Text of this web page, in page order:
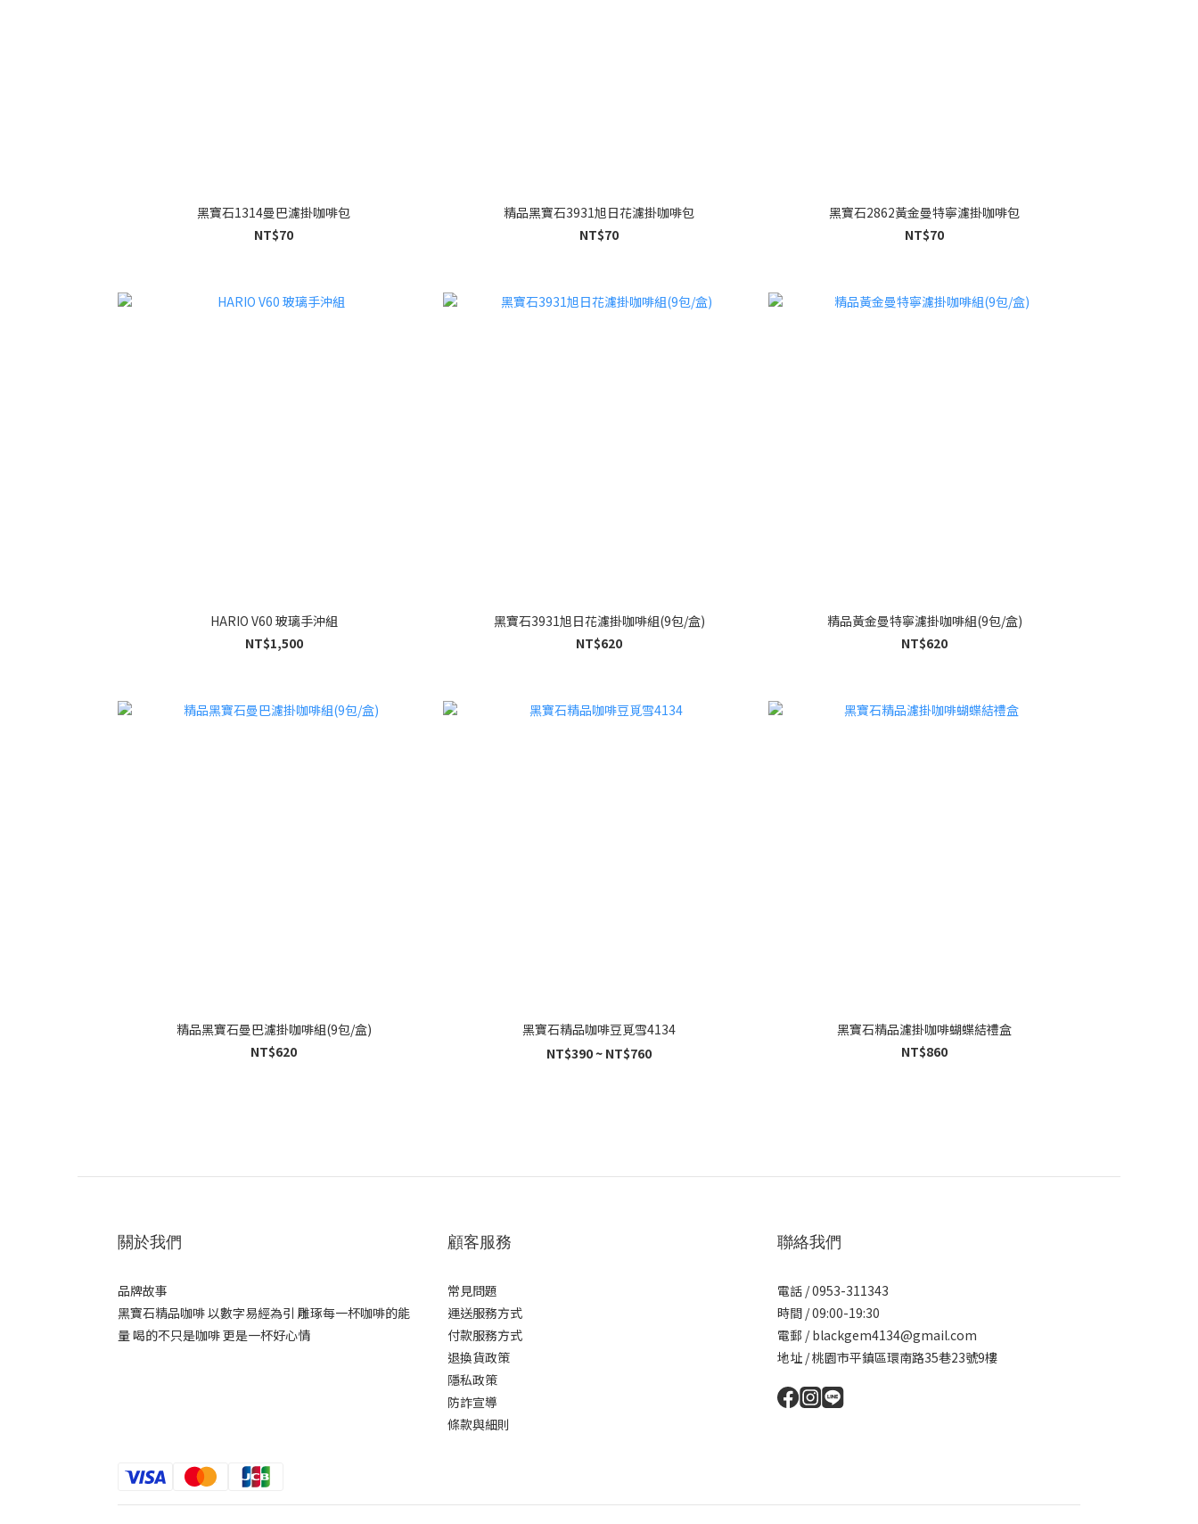
黑寶石1314曼巴濾掛咖啡包
NT$70
精品黑寶石3931旭日花濾掛咖啡包
NT$70
黑寶石2862黃金曼特寧濾掛咖啡包
NT$70
HARIO V60 玻璃手沖組
NT$1,500
黑寶石3931旭日花濾掛咖啡組(9包/盒)
NT$620
精品黃金曼特寧濾掛咖啡組(9包/盒)
NT$620
精品黑寶石曼巴濾掛咖啡組(9包/盒)
NT$620
黑寶石精品咖啡豆覓雪4134
NT$390 ~ NT$760
黑寶石精品濾掛咖啡蝴蝶結禮盒
NT$860
關於我們
品牌故事
黑寶石精品咖啡 以數字易經為引 雕琢每一杯咖啡的能
量 喝的不只是咖啡 更是一杯好心情
顧客服務
常見問題
運送服務方式
付款服務方式
退換貨政策
隱私政策
防詐宣導
條款與細則
聯絡我們
電話 / 0953-311343
時間 / 09:00-19:30
電郵 / blackgem4134@gmail.com
地址 / 桃園市平鎮區環南路35巷23號9樓